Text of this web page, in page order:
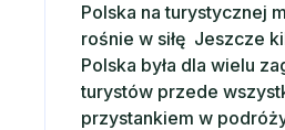
Polska na turystycznej
rośnie w siłę Jeszcze
Polska była dla wielu
turystów przede
przystankiem w